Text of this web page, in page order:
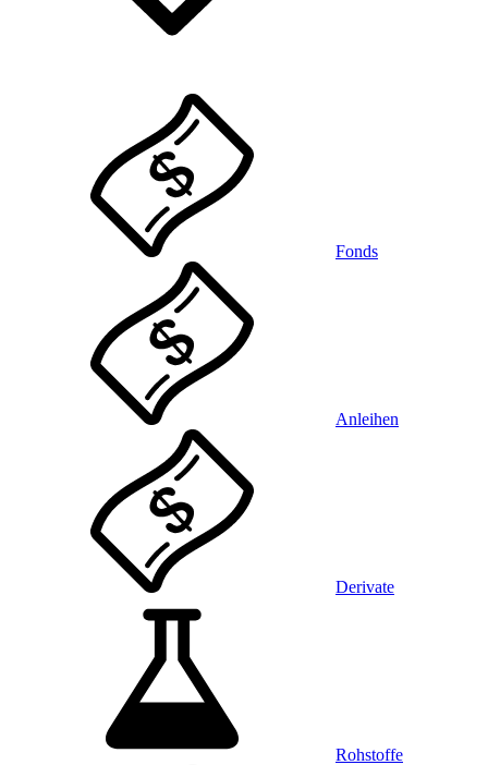
Fonds
Anleihen
Derivate
Rohstoffe